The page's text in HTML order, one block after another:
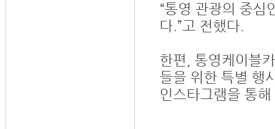
“통영 관광의 중심
다.”고 전했다.
한편, 통영케이블
들을 위한 특별 행
인스타그램을 통